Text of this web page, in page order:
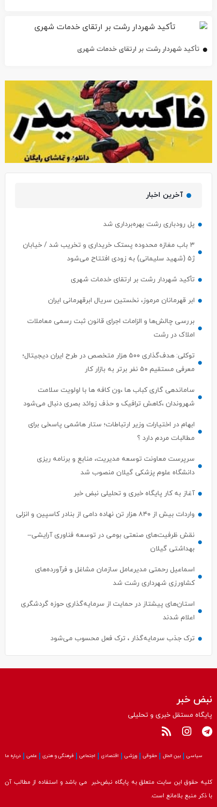
تأکید شهردار رشت بر ارتقای خدمات شهری
آخرین اخبار
پل رودباری رشت بهره‌برداری شد
۳ باب مغازه محدوده پستک خریداری و تخریب شد / خیابان
ژ۵ (شهید سلیمانی) به زودی افتتاح می‌شود
تأکید شهردار رشت بر ارتقای خدمات شهری
ابر قهرمانان مرموز، نخستین سریال ابرقهرمانی ایران
بررسی چالش‌ها و الزامات اجرای قانون ثبت رسمی معاملات
املاک در رشت
توکلی: هدف‌گذاری ۵۰۰ هزار متخصص در طرح ایران دیجیتال؛
معرفی مستقیم ۵۰ نفر برتر به بازار کار
ساماندهی گاری کباب ها ،ون کافه ها با اولویت سلامت
شهروندان ،کاهش ترافیک و حذف زوائد بصری دنبال می‌شود
ابهام در اختیارات وزیر ارتباطات؛ ستار هاشمی پاسخی برای
مطالبات مردم دارد ؟
سرپرست معاونت توسعه مدیریت، منابع و برنامه ریزی
دانشگاه علوم پزشکی گیلان منصوب شد
آغاز به کار پایگاه خبری و تحلیلی نبض خبر
واردات بیش از ۸۴۰ هزار تن نهاده دامی از بنادر كاسپین و انزلی
نقش ظرفیت‌های صنعتی بومی در توسعه فناوری آرایشی–
بهداشتی گیلان
اسماعیل رحمتی مدیرعامل سازمان مشاغل و فرآورده‌های
کشاورزی شهرداری رشت شد
استان‌های پیشتاز در حمایت از سرمایه‌گذاری حوزه گردشگری
اعلام شدند
ترک جذب سرمایه‌گذار ، ترک فعل محسوب می‌شود
نبض خبر
پایگاه مستقل خبری و تحلیلی
سیاسی بین الملل حقوقی ورزشی اقتصادی اجتماعی فرهنگی و هنری علمی درباره ما
کلیه حقوق این سایت متعلق به پایگاه نبض‌خبر می باشد و استفاده از مطالب آن
با ذکر منبع بلامانع است.